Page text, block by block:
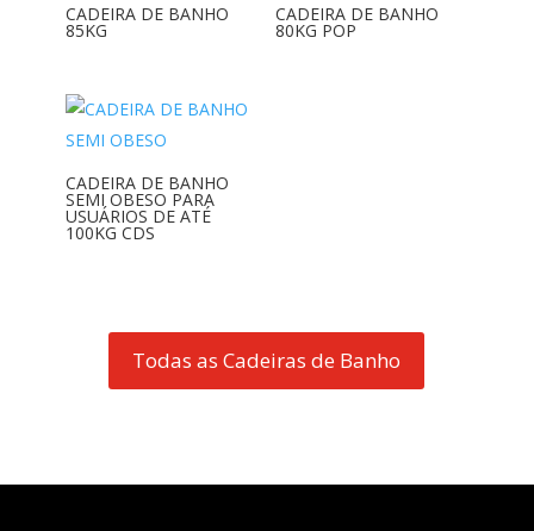
CADEIRA DE BANHO
85KG
CADEIRA DE BANHO
80KG POP
CADEIRA DE BANHO
SEMI OBESO PARA
USUÁRIOS DE ATÉ
100KG CDS
Todas as Cadeiras de Banho